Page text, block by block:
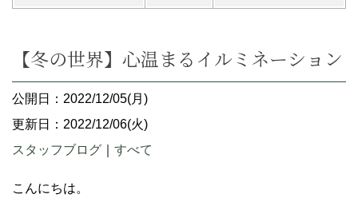
【冬の世界】心温まるイルミネーション
公開日：2022/12/05(月)
更新日：2022/12/06(火)
スタッフブログ
すべて
こんにちは。